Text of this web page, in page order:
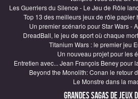
Les Guerriers du Silence - Le Jeu de Rôle
Top 13 des meilleurs jeux de rôle papier
Un premier scénario pour Star Wars -
DreadBall, le jeu de sport où chaque
Titanium Wars : le premier jeu
Un nouveau projet pour les
Entretien avec... Jean François Beney pour
Beyond the Monolith: Conan le retour
Le Monstre dans la
Grandes sagas de Jeux